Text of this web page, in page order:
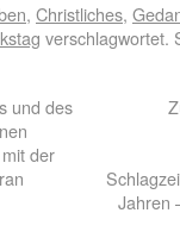
, Christliches,
verschlagwortet.
und des
der
Jahren